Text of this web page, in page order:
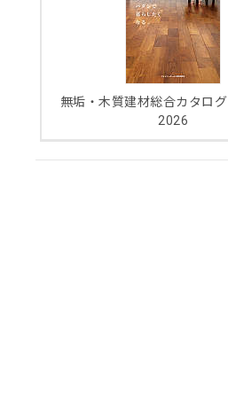
無垢・木質建材総合カタロ
2026